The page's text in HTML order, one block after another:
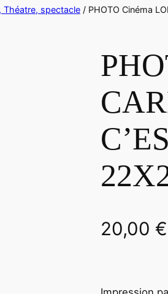
Théatre, spectacle / PHOTO Cinéma
20,00 €